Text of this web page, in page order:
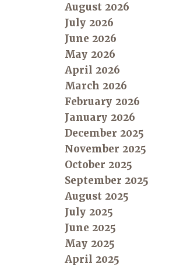
August 2026
July 2026
June 2026
May 2026
April 2026
March 2026
February 2026
January 2026
December 2025
November 2025
October 2025
September 2025
August 2025
July 2025
June 2025
May 2025
April 2025